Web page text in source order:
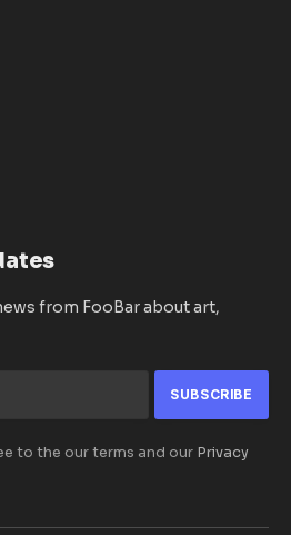
from FooBar about art,
to the our terms and our Privacy